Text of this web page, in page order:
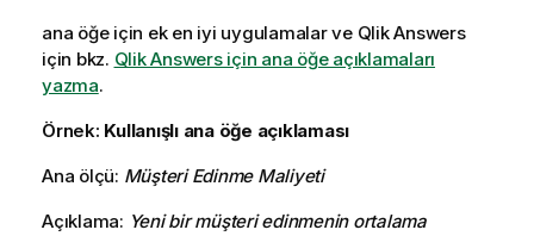
ana öğe için ek en iyi uygulamalar ve Qlik Answers
için bkz. Qlik Answers için ana öğe açıklamaları
yazma.
Örnek: Kullanışlı ana öğe açıklaması
Ana ölçü: Müşteri Edinme Maliyeti
Açıklama: Yeni bir müşteri edinmenin ortalama